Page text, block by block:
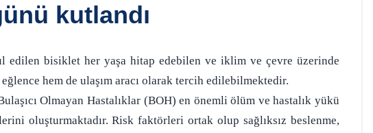
kutlandı
edilen bisiklet her yaşa hitap edebilen ve iklim ve çevre üzerinde
hem de ulaşım aracı olarak tercih edilebilmektedir.
Olmayan Hastalıklar (BOH) en önemli ölüm ve hastalık yükü
oluşturmaktadır. Risk faktörleri ortak olup sağlıksız beslenme,